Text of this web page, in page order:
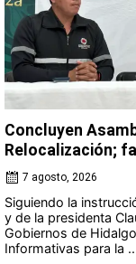
Concluyen
Relocalización;
7 agosto, 2026
Siguiendo la
y de la presidenta
Gobiernos de
Informativas para la